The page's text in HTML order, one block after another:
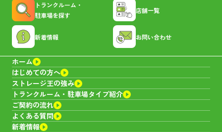
トランクルーム・
駐車場を探す
店舗一覧
新着情報 お問い合わせ
ホーム
はじめての方へ
ストレージ王の強み
トランクルーム・ 駐車場タイプ紹介
ご契約の流れ
よくある質問
新着情報